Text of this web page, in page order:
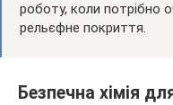
роботу, коли потрібно
рельєфне покриття.
Безпечна хімія